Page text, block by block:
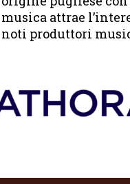
musica attrae
noti produttori